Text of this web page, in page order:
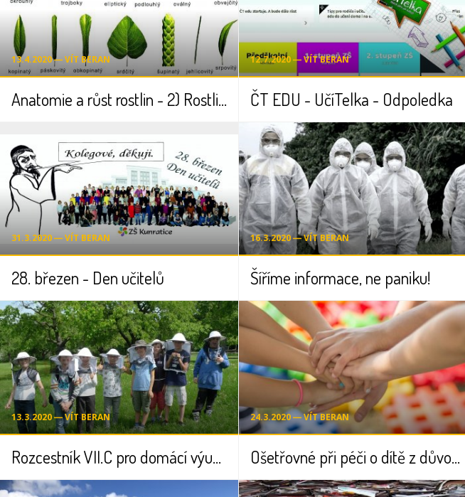
13.4.2020 ― VÍT BERAN
Anatomie a růst rostlin - 2) Rostlinné orgány
12.7.2020 ― VÍT BERAN
ČT EDU - UčíTelka - Odpoledka
31.3.2020 ― VÍT BERAN
28. březen - Den učitelů
16.3.2020 ― VÍT BERAN
Šíříme informace, ne paniku!
13.3.2020 ― VÍT BERAN
Rozcestník VII.C pro domácí výuku přírodopisu
24.3.2020 ― VÍT BERAN
Ošetřovné při péči o dítě z důvodu uzavření školy